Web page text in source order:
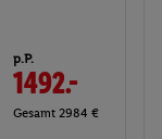
p.P.
1492.-
Gesamt 2984 €